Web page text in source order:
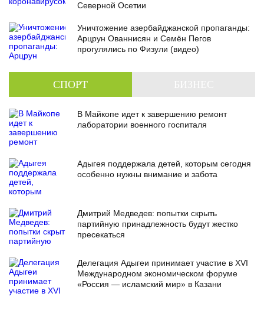
Северной Осетии
Уничтожение азербайджанской пропаганды:
Арцрун Ованнисян и Семён Пегов
прогулялись по Физули (видео)
СПОРТ
В Майкопе идет к завершению ремонт
лаборатории военного госпиталя
Адыгея поддержала детей, которым сегодня
особенно нужны внимание и забота
Дмитрий Медведев: попытки скрыть
партийную принадлежность будут жестко
пресекаться
Делегация Адыгеи принимает участие в XVI
Международном экономическом форуме
«Россия — исламский мир» в Казани